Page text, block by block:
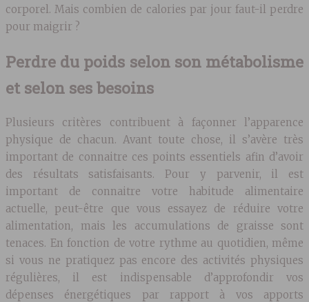
corporel. Mais combien de calories par jour faut-il perdre
pour maigrir ?
Perdre du poids selon son métabolisme
et selon ses besoins
Plusieurs critères contribuent à façonner l’apparence
physique de chacun. Avant toute chose, il s’avère très
important de connaitre ces points essentiels afin d’avoir
des résultats satisfaisants. Pour y parvenir, il est
important de connaitre votre habitude alimentaire
actuelle, peut-être que vous essayez de réduire votre
alimentation, mais les accumulations de graisse sont
tenaces. En fonction de votre rythme au quotidien, même
si vous ne pratiquez pas encore des activités physiques
régulières, il est indispensable d’approfondir vos
dépenses énergétiques par rapport à vos apports